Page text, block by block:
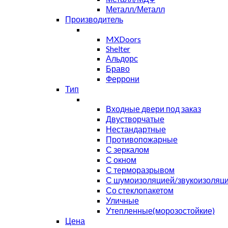
Металл/Металл
Производитель
MXDoors
Shelter
Альдорс
Браво
Феррони
Тип
Входные двери под заказ
Двустворчатые
Нестандартные
Противопожарные
С зеркалом
С окном
С терморазрывом
С шумоизоляцией/
Со стеклопакетом
Уличные
Утепленные(морозостойкие)
Цена